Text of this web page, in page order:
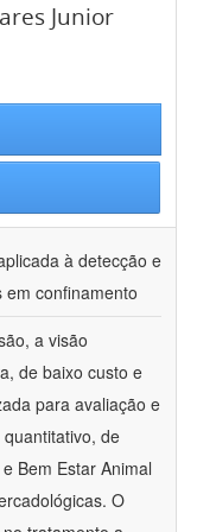
Junior
à detecção e
confinamento
a visão
de baixo custo e
para avaliação e
de
Bem Estar Animal
O